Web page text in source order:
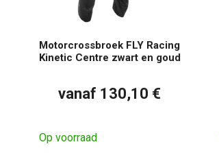
Motorcrossbroek FLY Racing
Kinetic Centre zwart en goud
vanaf 130,10 €
Op voorraad